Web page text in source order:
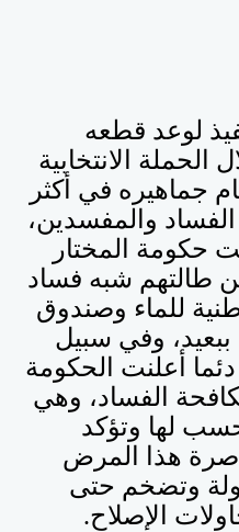
لوعد قطعه
الانتخابية
جماهيره في أكثر
والمفسدين،
حكومة المختار
طالتهم شبه فساد
للماء وصندوق
ببعيد، وفي سبيل
دئما أعلنت الحكومة
الفساد، وهي
لها وتؤكد
هذا المرض
وتضخم حتى
الإصلاح.